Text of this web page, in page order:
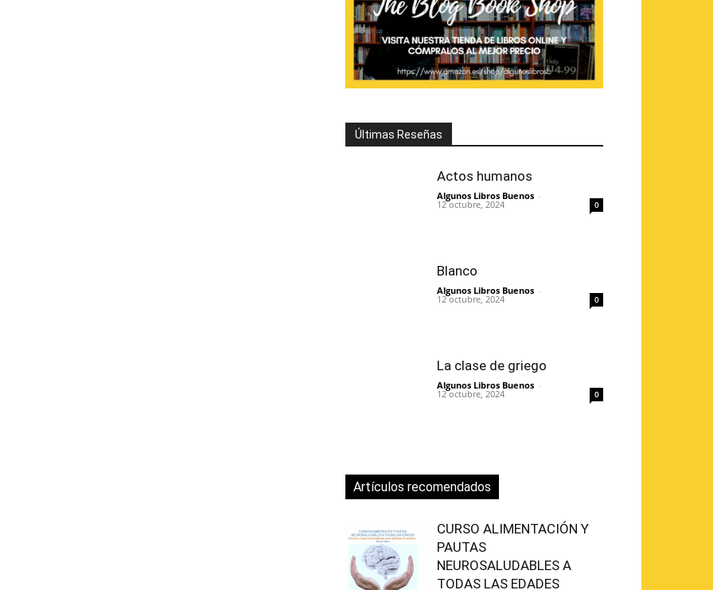
Últimas Reseñas
Actos humanos
Algunos Libros Buenos -
12 octubre, 2024 0
Blanco
Algunos Libros Buenos -
12 octubre, 2024 0
La clase de griego
Algunos Libros Buenos -
12 octubre, 2024 0
Artículos recomendados
CURSO ALIMENTACIÓN Y
PAUTAS
NEUROSALUDABLES A
TODAS LAS EDADES